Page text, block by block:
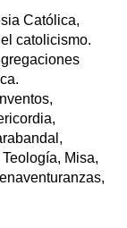
Católica,
catolicismo.
Misa,